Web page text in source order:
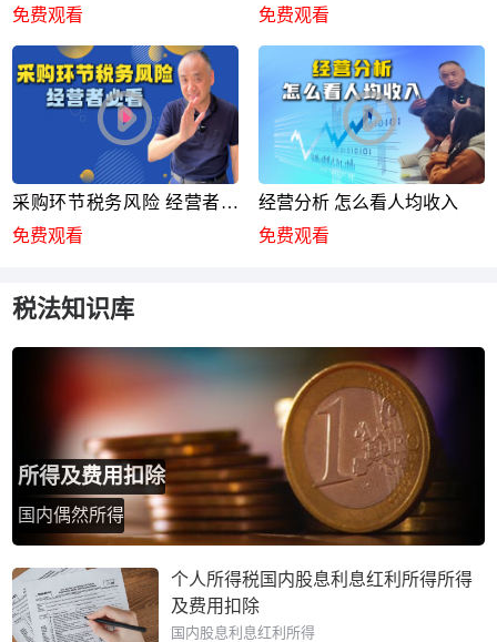
免费观看
免费观看
采购环节税务风险 经营者必
看
免费观看
经营分析 怎么看人均收入
免费观看
税法知识库
所得及费用扣除
国内偶然所得
个人所得税国内股息利息红利所得所得
及费用扣除
国内股息利息红利所得